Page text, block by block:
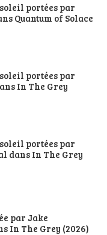
portées par
Quantum of Solace
portées par
In The Grey
portées par
dans In The Grey
par Jake
In The Grey (2026)